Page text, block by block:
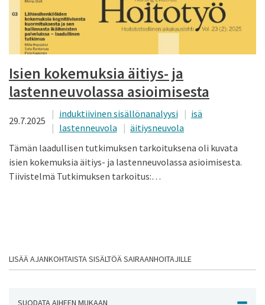
Isien kokemuksia äitiys- ja
lastenneuvolassa asioimisesta
29.7.2025
induktiivinen sisällönanalyysi
isä
lastenneuvola
äitiysneuvola
Tämän laadullisen tutkimuksen tarkoituksena oli kuvata
isien kokemuksia äitiys- ja lastenneuvolassa asioimisesta.
Tiivistelmä Tutkimuksen tarkoitus:…
LISÄÄ AJANKOHTAISTA SISÄLTÖÄ SAIRAANHOITAJILLE
SUODATA AIHEEN MUKAAN